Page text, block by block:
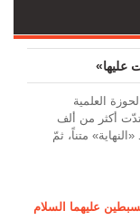
علیها»
العلمیة
أكثر من ألف
متناً، ثمّ
عليهما السلام